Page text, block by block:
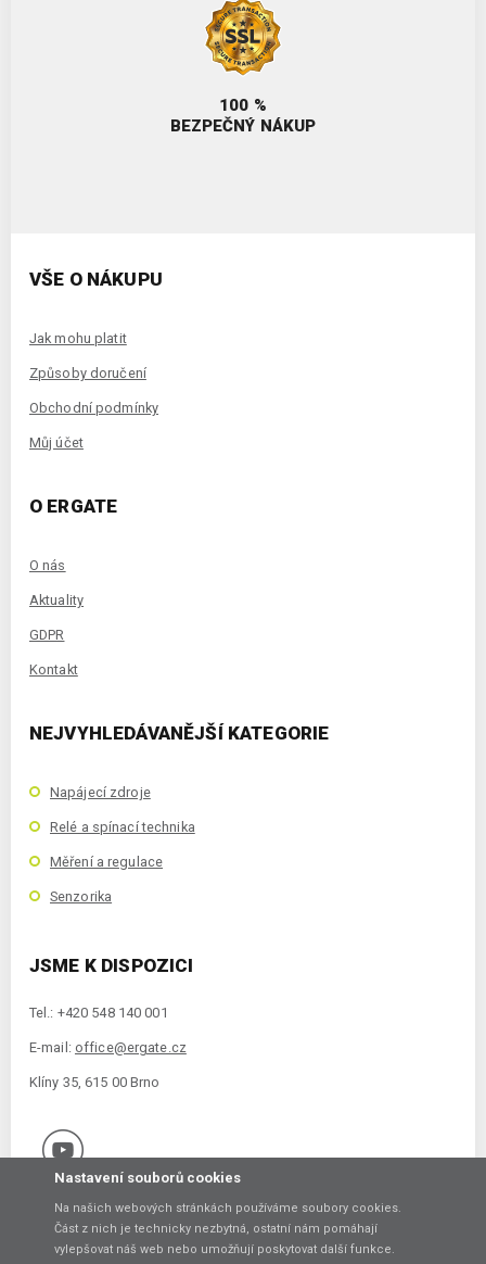
100 %
BEZPEČNÝ NÁKUP
VŠE O NÁKUPU
Jak mohu platit
Způsoby doručení
Obchodní podmínky
Můj účet
O ERGATE
O nás
Aktuality
GDPR
Kontakt
NEJVYHLEDÁVANĚJŠÍ KATEGORIE
Napájecí zdroje
Relé a spínací technika
Měření a regulace
Senzorika
JSME K DISPOZICI
Tel.: +420 548 140 001
E-mail: office@ergate.cz
Klíny 35, 615 00 Brno
Nastavení souborů cookies
Na našich webových stránkách používáme soubory cookies.
Část z nich je technicky nezbytná, ostatní nám pomáhají
vylepšovat náš web nebo umožňují poskytovat další funkce.